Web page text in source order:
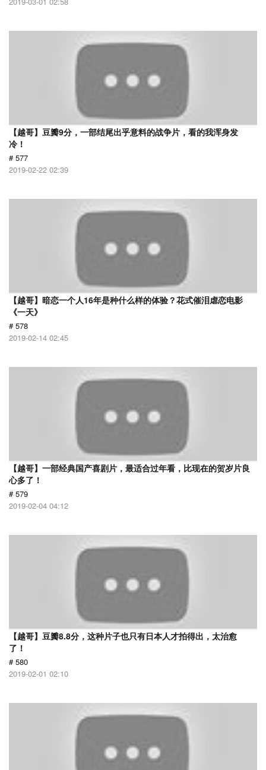
【越哥】豆瓣9分，一部结尾出乎意料的战争片，看的我浑身发
冷！
# 577
2019-02-22 02:39
【越哥】暗恋一个人16年是种什么样的体验？花式催泪虐恋电影
《一天》
# 578
2019-02-14 02:45
【越哥】一部经典国产喜剧片，最适合过年看，比现在的贺岁片良
心多了！
# 579
2019-02-04 04:12
【越哥】豆瓣8.8分，这种片子也只有日本人才拍得出，太治愈
了！
# 580
2019-02-01 02:10